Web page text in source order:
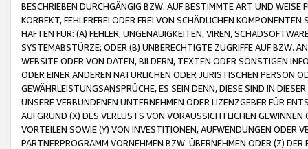
BESCHRIEBEN DURCHGÄNGIG BZW. AUF BESTIMMTE ART UND
KORREKT, FEHLERFREI ODER FREI VON SCHÄDLICHEN
HAFTEN FÜR: (A) FEHLER, UNGENAUIGKEITEN, VIREN,
SYSTEMABSTÜRZE; ODER (B) UNBERECHTIGTE ZUGRIFFE AUF BZW.
WEBSITE ODER VON DATEN, BILDERN, TEXTEN ODER SONSTIGEN
ODER EINER ANDEREN NATÜRLICHEN ODER JURISTISCHEN PERSON
GEWÄHRLEISTUNGSANSPRÜCHE, ES SEIN DENN, DIESE SIND IN
UNSERE VERBUNDENEN UNTERNEHMEN ODER LIZENZGEBER FÜR
AUFGRUND (X) DES VERLUSTS VON VORAUSSICHTLICHEN
VORTEILEN SOWIE (Y) VON INVESTITIONEN, AUFWENDUNGEN ODER
PARTNERPROGRAMM VORNEHMEN BZW. ÜBERNEHMEN ODER (Z)